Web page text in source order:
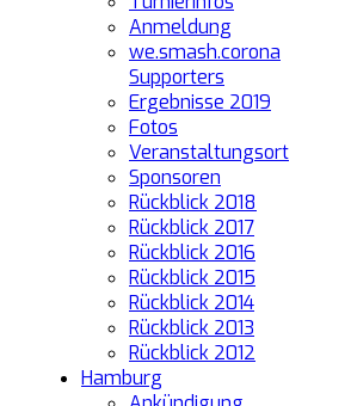
Anmeldung
we.smash.corona
Supporters
Ergebnisse 2019
Fotos
Veranstaltungsort
Sponsoren
Rückblick 2018
Rückblick 2017
Rückblick 2016
Rückblick 2015
Rückblick 2014
Rückblick 2013
Rückblick 2012
Hamburg